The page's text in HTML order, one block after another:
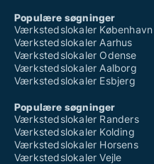
Populære søgninger
Værkstedslokaler København
Værkstedslokaler Aarhus
Værkstedslokaler Odense
Værkstedslokaler Aalborg
Værkstedslokaler Esbjerg
Populære søgninger
Værkstedslokaler Randers
Værkstedslokaler Kolding
Værkstedslokaler Horsens
Værkstedslokaler Vejle